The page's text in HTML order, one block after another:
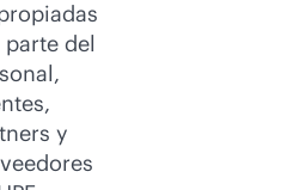
parte del
y